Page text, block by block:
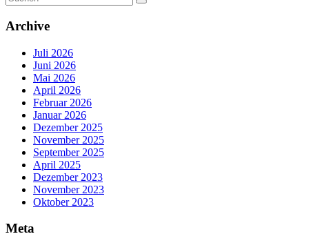
Archive
Juli 2026
Juni 2026
Mai 2026
April 2026
Februar 2026
Januar 2026
Dezember 2025
November 2025
September 2025
April 2025
Dezember 2023
November 2023
Oktober 2023
Meta